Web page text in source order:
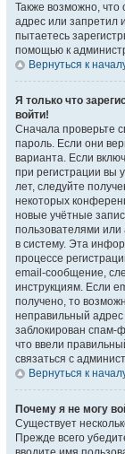
Также возможно, что
адрес или запретил
пытаетесь
помощью к
Вернуться к
Я только что
войти!
Сначала проверьте
пароль. Если они
варианта. Если
при регистрации вы
лет, следуйте
некоторых
новые учётные
пользователями
в систему. Эта
процессе
email-сообщение,
инструкциям. Если
получено, то
неправильный
заблокирован спам-
что ввели
связаться с
Вернуться к
Почему я не могу
Существует
Прежде всего